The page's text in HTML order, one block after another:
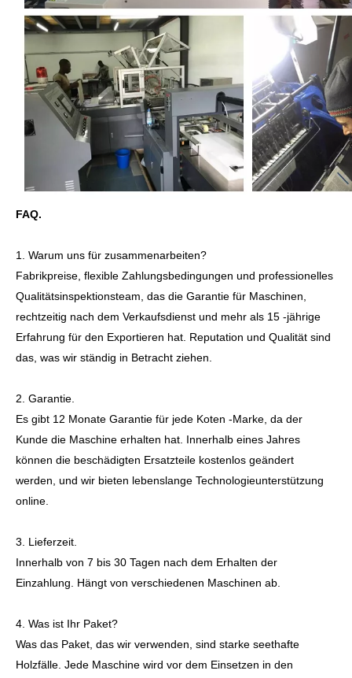
FAQ.
1. Warum uns für zusammenarbeiten?
Fabrikpreise, flexible Zahlungsbedingungen und professionelles
Qualitätsinspektionsteam, das die Garantie für Maschinen,
rechtzeitig nach dem Verkaufsdienst und mehr als 15 -jährige
Erfahrung für den Exportieren hat. Reputation und Qualität sind
das, was wir ständig in Betracht ziehen.
2. Garantie.
Es gibt 12 Monate Garantie für jede Koten -Marke, da der
Kunde die Maschine erhalten hat. Innerhalb eines Jahres
können die beschädigten Ersatzteile kostenlos geändert
werden, und wir bieten lebenslange Technologieunterstützung
online.
3. Lieferzeit.
Innerhalb von 7 bis 30 Tagen nach dem Erhalten der
Einzahlung. Hängt von verschiedenen Maschinen ab.
4. Was ist Ihr Paket?
Was das Paket, das wir verwenden, sind starke seethafte
Holzfälle. Jede Maschine wird vor dem Einsetzen in den